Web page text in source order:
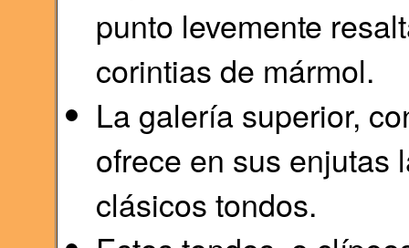
punto levemente
corintias de mármol.
La galería superior,
ofrece en sus enjutas
clásicos tondos.